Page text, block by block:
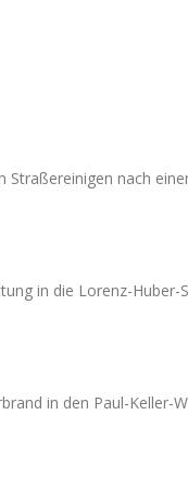
nach
in die Lorenz-Huber-
in den Paul-Keller-